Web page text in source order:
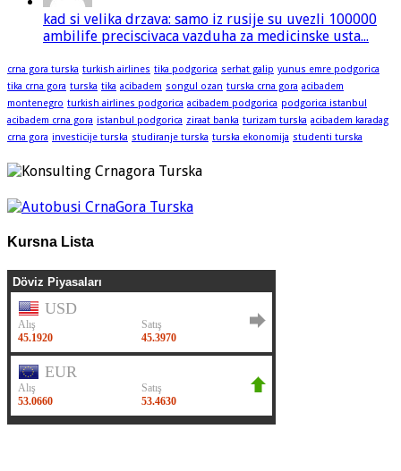
kad si velika drzava: samo iz rusije su uvezli 100000
ambilife preciscivaca vazduha za medicinske usta...
crna gora turska turkish airlines tika podgorica serhat galip yunus emre podgorica
tika crna gora turska tika acibadem songul ozan turska crna gora acibadem
montenegro turkish airlines podgorica acibadem podgorica podgorica istanbul
acibadem crna gora istanbul podgorica ziraat banka turizam turska acibadem karadag
crna gora investicije turska studiranje turska turska ekonomija studenti turska
Kursna Lista